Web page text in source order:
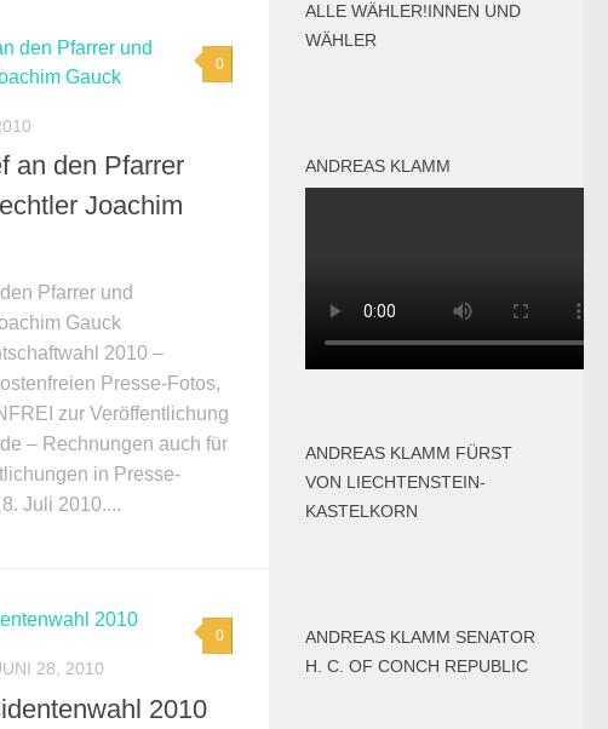
0
an den Pfarrer
Joachim
Pfarrer und
Gauck
2010 –
Presse-Fotos,
zur Veröffentlichung
– Rechnungen auch für
in Presse-
Juli 2010....
0
28, 2010
2010
ALLE WÄHLER!INNEN UND
WÄHLER
ANDREAS KLAMM
ANDREAS KLAMM FÜRST
VON LIECHTENSTEIN-
KASTELKORN
ANDREAS KLAMM SENATOR
H. C. OF CONCH REPUBLIC